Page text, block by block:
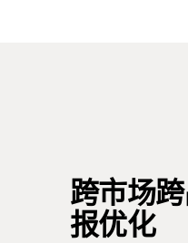
跨市场
报优化